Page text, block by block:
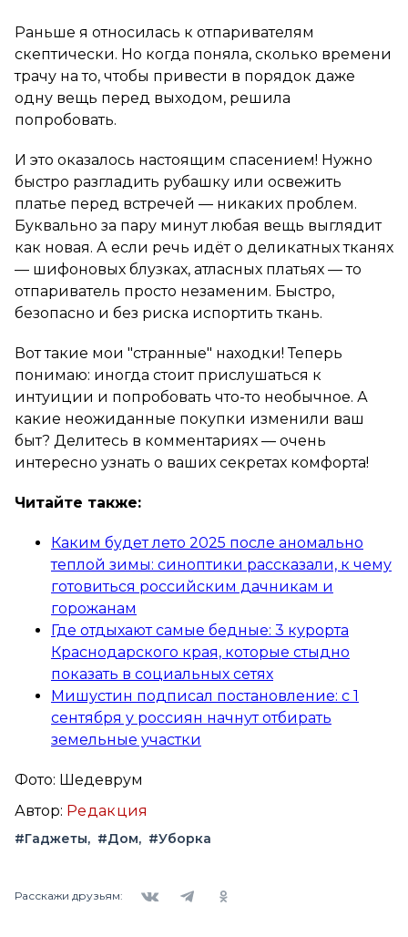
Раньше я относилась к отпаривателям
скептически. Но когда поняла, сколько времени
трачу на то, чтобы привести в порядок даже
одну вещь перед выходом, решила
попробовать.
И это оказалось настоящим спасением! Нужно
быстро разгладить рубашку или освежить
платье перед встречей — никаких проблем.
Буквально за пару минут любая вещь выглядит
как новая. А если речь идёт о деликатных тканях
— шифоновых блузках, атласных платьях — то
отпариватель просто незаменим. Быстро,
безопасно и без риска испортить ткань.
Вот такие мои "странные" находки! Теперь
понимаю: иногда стоит прислушаться к
интуиции и попробовать что-то необычное. А
какие неожиданные покупки изменили ваш
быт? Делитесь в комментариях — очень
интересно узнать о ваших секретах комфорта!
Читайте также:
Каким будет лето 2025 после аномально
теплой зимы: синоптики рассказали, к чему
готовиться российским дачникам и
горожанам
Где отдыхают самые бедные: 3 курорта
Краснодарского края, которые стыдно
показать в социальных сетях
Мишустин подписал постановление: с 1
сентября у россиян начнут отбирать
земельные участки
Фото: Шедеврум
Автор: Редакция
#Гаджеты #Дом #Уборка
Расскажи друзьям: